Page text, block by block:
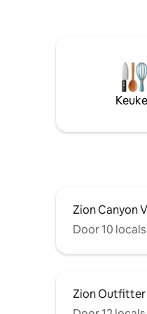
Zion Canyon
Door 10
Zion Outfitter